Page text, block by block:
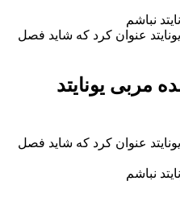
نباشم
عنوان کرد که شاید فصل
مربی یونایتد
عنوان کرد که شاید فصل
نباشم